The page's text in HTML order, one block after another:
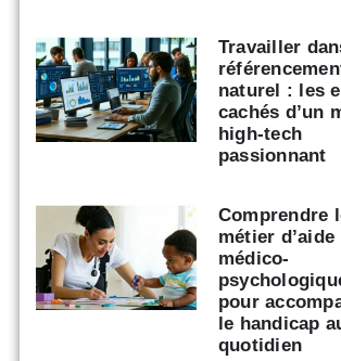
Travailler
naturel : les
cachés d’un
high-tech
passionnant
Comprendre
métier d’aide
médico-
pour
le handicap
quotidien